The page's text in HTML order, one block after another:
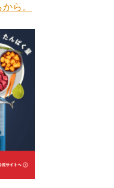
ら。